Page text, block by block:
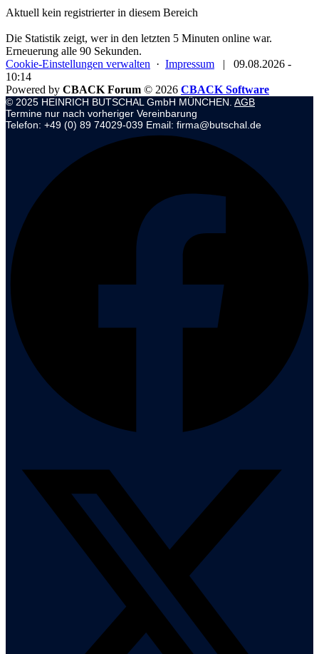
Aktuell kein registrierter in diesem Bereich
Die Statistik zeigt, wer in den letzten 5 Minuten online war.
Erneuerung alle 90 Sekunden.
Cookie-Einstellungen verwalten · Impressum |
09.08.2026 -
10:14
Powered by CBACK Forum © 2026 CBACK Software
© 2025 HEINRICH BUTSCHAL GmbH MÜNCHEN. AGB
Termine nur nach vorheriger Vereinbarung
Telefon: +49 (0) 89 74029-039 Email: firma@butschal.de